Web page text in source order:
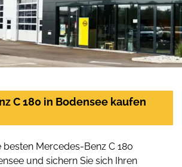
C 180 in Bodensee kaufen
besten Mercedes-Benz C 180
und sichern Sie sich Ihren